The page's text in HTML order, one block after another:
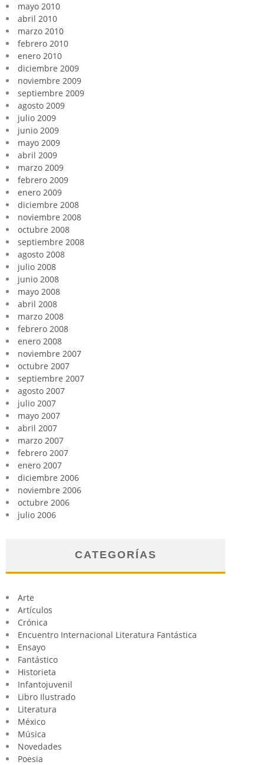
mayo 2010
abril 2010
marzo 2010
febrero 2010
enero 2010
diciembre 2009
noviembre 2009
septiembre 2009
agosto 2009
julio 2009
junio 2009
mayo 2009
abril 2009
marzo 2009
febrero 2009
enero 2009
diciembre 2008
noviembre 2008
octubre 2008
septiembre 2008
agosto 2008
julio 2008
junio 2008
mayo 2008
abril 2008
marzo 2008
febrero 2008
enero 2008
noviembre 2007
octubre 2007
septiembre 2007
agosto 2007
julio 2007
mayo 2007
abril 2007
marzo 2007
febrero 2007
enero 2007
diciembre 2006
noviembre 2006
octubre 2006
julio 2006
CATEGORÍAS
Arte
Artículos
Crónica
Encuentro Internacional Literatura Fantástica
Ensayo
Fantástico
Historieta
Infantojuvenil
Libro Ilustrado
Literatura
México
Música
Novedades
Poesia